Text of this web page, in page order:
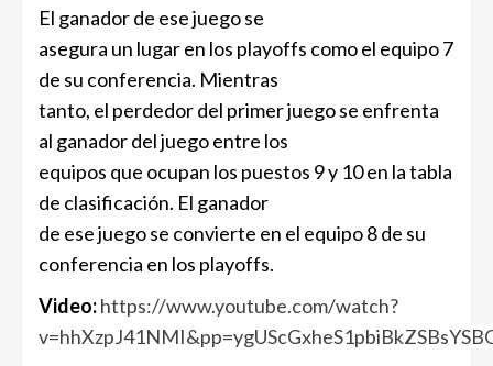
El ganador de ese juego se
asegura un lugar en los playoffs como el equipo 7
de su conferencia. Mientras
tanto, el perdedor del primer juego se enfrenta
al ganador del juego entre los
equipos que ocupan los puestos 9 y 10 en la tabla
de clasificación. El ganador
de ese juego se convierte en el equipo 8 de su
conferencia en los playoffs.
Video:https://www.youtube.com/watch?